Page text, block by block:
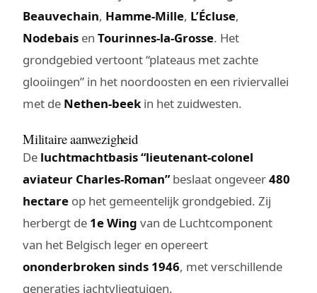
Beauvechain, Hamme-Mille, L’Écluse,
Nodebais en Tourinnes-la-Grosse. Het
grondgebied vertoont “plateaus met zachte
glooiingen” in het noordoosten en een riviervallei
met de Nethen-beekin het zuidwesten.
Militaire aanwezigheid
De luchtmachtbasis “lieutenant-colonel
aviateur Charles-Roman”beslaat ongeveer480
hectare op het gemeentelijk grondgebied. Zij
herbergt de 1e Wing van de Luchtcomponent
van het Belgisch leger en opereert
ononderbroken sinds 1946, met verschillende
generaties jachtvliegtuigen.